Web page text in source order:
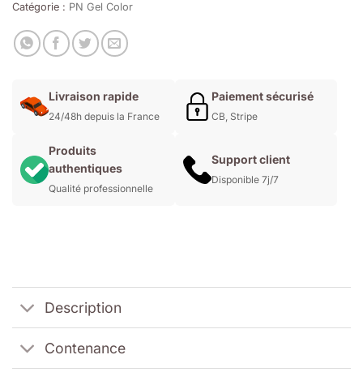
Catégorie : PN Gel Color
Livraison rapide
24/48h depuis la France
Paiement sécurisé
CB, Stripe
Produits
authentiques
Qualité professionnelle
Support client
Disponible 7j/7
Description
Contenance